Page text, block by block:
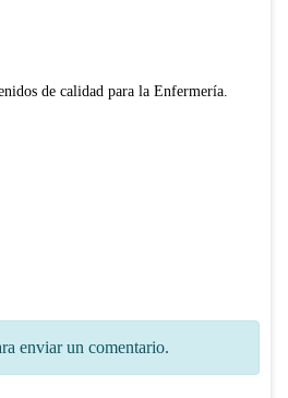
de calidad para la Enfermería.
enviar un comentario.